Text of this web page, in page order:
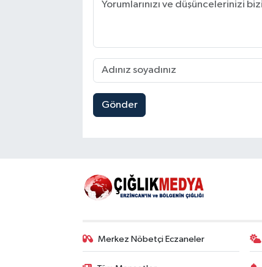
Gönder
Merkez Nöbetçi Eczaneler